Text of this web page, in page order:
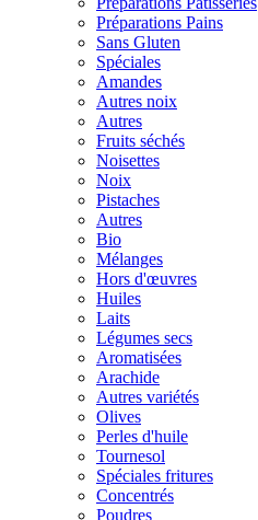
Préparations Pains
Sans Gluten
Spéciales
Amandes
Autres noix
Autres
Fruits séchés
Noisettes
Noix
Pistaches
Autres
Bio
Mélanges
Hors d'œuvres
Huiles
Laits
Légumes secs
Aromatisées
Arachide
Autres variétés
Olives
Perles d'huile
Tournesol
Spéciales fritures
Concentrés
Poudres